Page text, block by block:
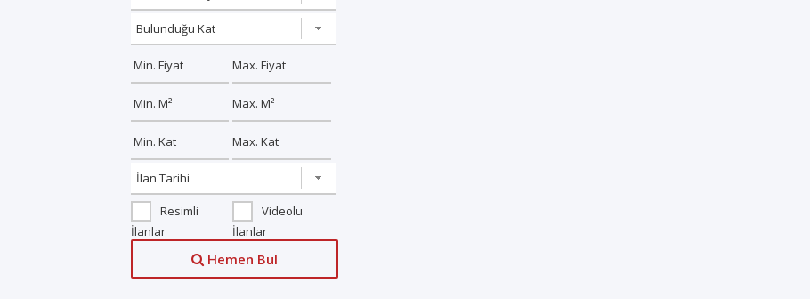
Resimli
İlanlar
Videolu
İlanlar
Hemen Bul